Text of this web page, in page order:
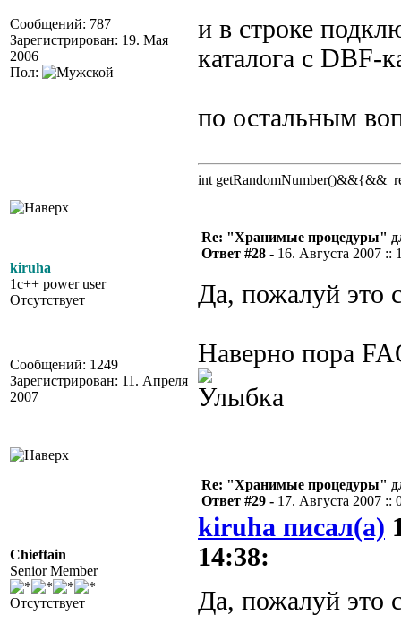
Сообщений: 787
Зарегистрирован: 19. Мая
2006
Пол:
и в строке
каталога с DBF-
по остальным
int getRandomNumber()&&{&&
kiruha
1c++ power user
Отсутствует
Сообщений: 1249
Зарегистрирован: 11. Апреля
2007
Re: "Хранимые процедуры"
Ответ #28 - 16. Августа 2007 ::
Да, пожалуй это
Наверно пора
Chieftain
Senior Member
Отсутствует
Re: "Хранимые процедуры"
Ответ #29 - 17. Августа 2007 ::
kiruha писал(а)
14:38:
Да, пожалуй это